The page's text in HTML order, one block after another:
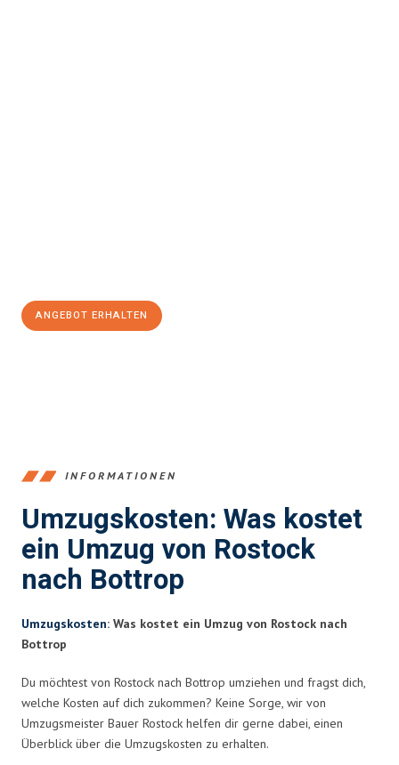
ANGEBOT ERHALTEN
INFORMATIONEN
Umzugskosten: Was kostet
ein Umzug von Rostock
nach Bottrop
Umzugskosten: Was kostet ein Umzug von Rostock nach
Bottrop
Du möchtest von Rostock nach Bottrop umziehen und fragst dich,
welche Kosten auf dich zukommen? Keine Sorge, wir von
Umzugsmeister Bauer Rostock helfen dir gerne dabei, einen
Überblick über die Umzugskosten zu erhalten.